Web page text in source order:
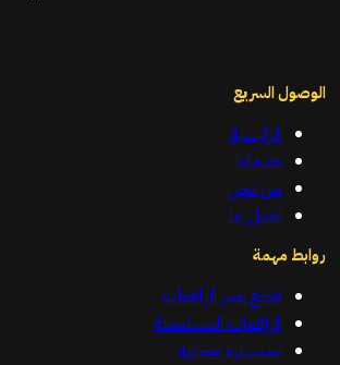
الوصول السريع
الرئيسية
خدماتنا
من نحن
اتصل بنا
روابط مهمة
قطع غيار الرافعات
الرافعات المستعملة
استشارة مجانية